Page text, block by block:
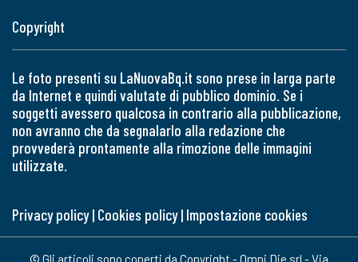
Copyright
Le foto presenti su LaNuovaBq.it sono prese in larga parte
da Internet e quindi valutate di pubblico dominio. Se i
soggetti avessero qualcosa in contrario alla pubblicazione,
non avranno che da segnalarlo alla redazione che
provvederà prontamente alla rimozione delle immagini
utilizzate.
Privacy policy| Cookies policy| Impostazione cookies
© Gli articoli sono coperti da Copyright - Omni Die srl - Via